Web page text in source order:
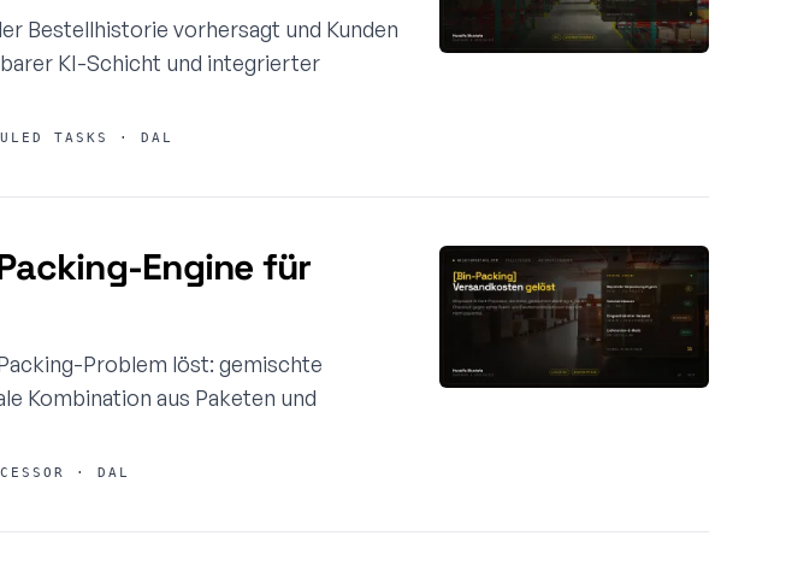
Bestellhistorie vorhersagt und Kunden
KI-Schicht und integrierter
TASKS · DAL
Engine für
Problem löst: gemischte
Kombination aus Paketen und
· DAL